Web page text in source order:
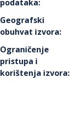
podataka:
Geografski
obuhvat izvora:
Ograničenje
pristupa i
korištenja izvora: